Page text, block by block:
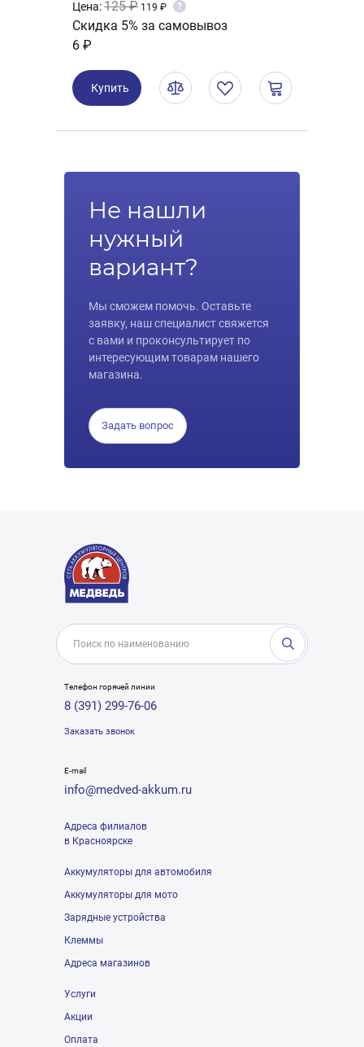
Цена:125 ₽ 119 ₽ ?
Скидка 5% за самовывоз
6 ₽
Купить
Не нашли
нужный
вариант?
Мы сможем помочь. Оставьте
заявку, наш специалист свяжется
с вами и проконсультирует по
интересующим товарам нашего
магазина.
Задать вопрос
Телефон горячей линии
8 (391) 299-76-06
Заказать звонок
E-mail
info@medved-akkum.ru
Адреса филиалов
в Красноярске
Аккумуляторы для автомобиля
Аккумуляторы для мото
Зарядные устройства
Клеммы
Адреса магазинов
Услуги
Акции
Оплата